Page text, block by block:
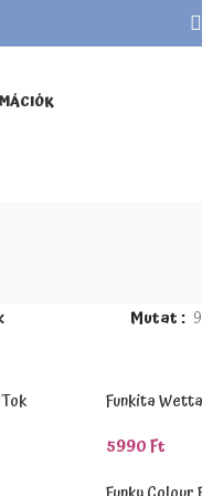
Mutat 9
Funkita
5990Ft